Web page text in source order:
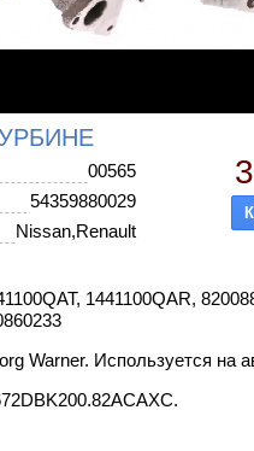
00565
54359880029
Nissan,Renault
1441100QAR,
Warner. Используется на